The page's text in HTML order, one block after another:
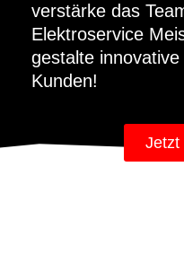
verstärke das
Elektroservice
gestalte
Kunden!
Jetzt